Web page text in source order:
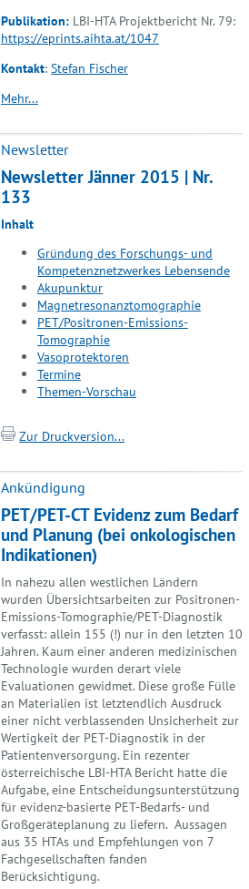
Publikation: LBI-HTA Projektbericht Nr. 79:
https://eprints.aihta.at/1047
Kontakt: Stefan Fischer
Mehr...
Newsletter
Newsletter Jänner 2015 | Nr.
133
Inhalt
Gründung des Forschungs- und
Kompetenznetzwerkes Lebensende
Akupunktur
Magnetresonanztomographie
PET/Positronen-Emissions-
Tomographie
Vasoprotektoren
Termine
Themen-Vorschau
Zur Druckversion...
Ankündigung
PET/PET-CT Evidenz zum Bedarf
und Planung (bei onkologischen
Indikationen)
In nahezu allen westlichen Ländern
wurden Übersichtsarbeiten zur Positronen-
Emissions-Tomographie/PET-Diagnostik
verfasst: allein 155 (!) nur in den letzten 10
Jahren. Kaum einer anderen medizinischen
Technologie wurden derart viele
Evaluationen gewidmet. Diese große Fülle
an Materialien ist letztendlich Ausdruck
einer nicht verblassenden Unsicherheit zur
Wertigkeit der PET-Diagnostik in der
Patientenversorgung. Ein rezenter
österreichische LBI-HTA Bericht hatte die
Aufgabe, eine Entscheidungsunterstützung
für evidenz-basierte PET-Bedarfs- und
Großgeräteplanung zu liefern. Aussagen
aus 35 HTAs und Empfehlungen von 7
Fachgesellschaften fanden
Berücksichtigung.